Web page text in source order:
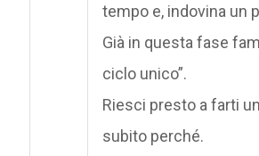
tempo e, indovina un
Già in questa fase
ciclo unico”.
Riesci presto a farti
subito perché.